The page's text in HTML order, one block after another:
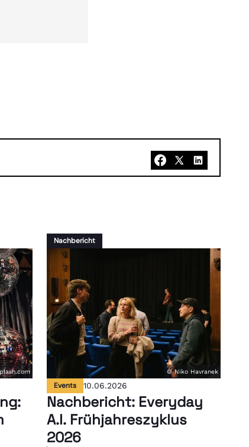
Nachbericht
© Niko Havranek
Events 10.06.2026
Nachbericht: Everyday
A.I. Frühjahreszyklus
2026